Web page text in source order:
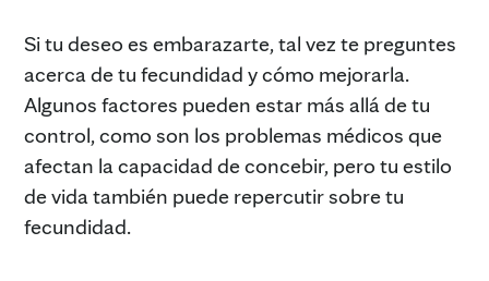
Si tu deseo es embarazarte, tal vez te preguntes
acerca de tu fecundidad y cómo mejorarla.
Algunos factores pueden estar más allá de tu
control, como son los problemas médicos que
afectan la capacidad de concebir, pero tu estilo
de vida también puede repercutir sobre tu
fecundidad.